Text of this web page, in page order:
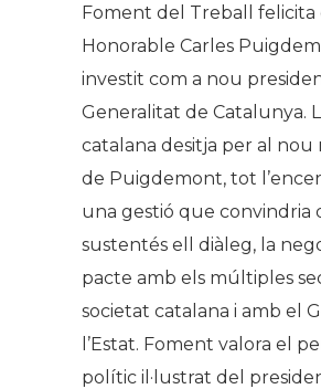
Foment del Treball felicita
Honorable Carles
investit com a nou
Generalitat de Catalunya.
catalana desitja per al nou
de Puigdemont, tot
una gestió que convindria
sustentés ell diàleg, la
pacte amb els múltiples
societat catalana i amb el
l’Estat. Foment valora el
polític il·lustrat del